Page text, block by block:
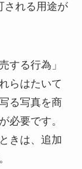
される用途が
する行為」
らはたいて
る写真を商
必要です。
きは、追加